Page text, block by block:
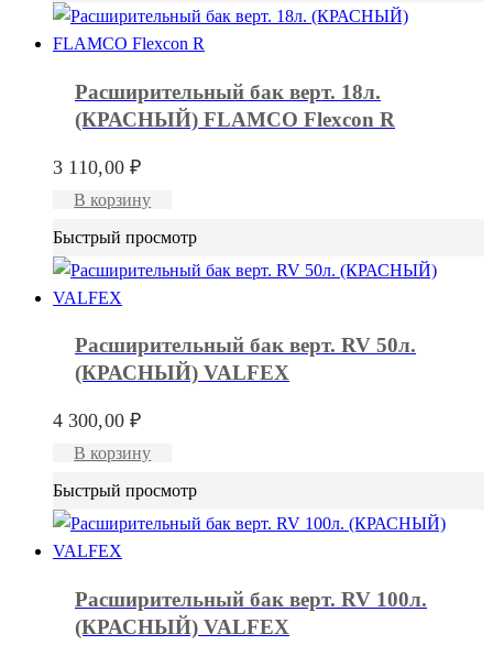
Расширительный бак верт. 18л.
(КРАСНЫЙ) FLAMCO Flexcon R
3 110,00 ₽
В корзину
Быстрый просмотр
Расширительный бак верт. RV 50л.
(КРАСНЫЙ) VALFEX
4 300,00 ₽
В корзину
Быстрый просмотр
Расширительный бак верт. RV 100л.
(КРАСНЫЙ) VALFEX